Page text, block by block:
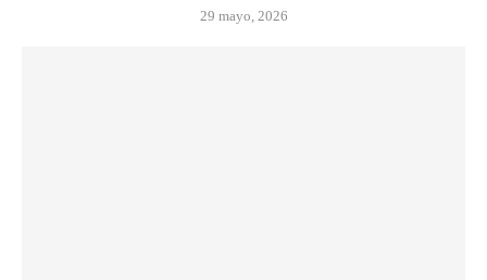
29 mayo, 2026